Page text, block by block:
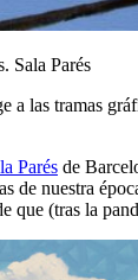
Sala Parés
las tramas
Parés de
de nuestra
que (tras la